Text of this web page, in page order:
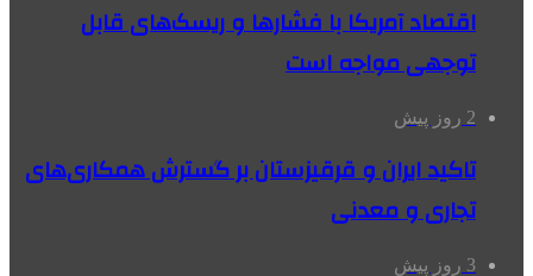
اقتصاد آمریکا با فشارها و ریسک‌های قابل
توجهی مواجه است
2 روز پیش
تاکید ایران و قرقیزستان بر گسترش همکاری‌های
تجاری و معدنی
3 روز پیش